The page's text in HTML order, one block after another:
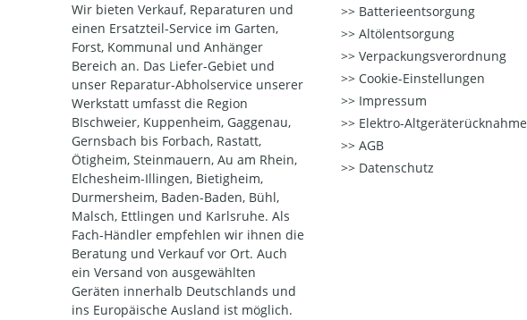
Wir bieten Verkauf, Reparaturen und
einen Ersatzteil-Service im Garten,
Forst, Kommunal und Anhänger
Bereich an. Das Liefer-Gebiet und
unser Reparatur-Abholservice unserer
Werkstatt umfasst die Region
BIschweier, Kuppenheim, Gaggenau,
Gernsbach bis Forbach, Rastatt,
Ötigheim, Steinmauern, Au am Rhein,
Elchesheim-Illingen, Bietigheim,
Durmersheim, Baden-Baden, Bühl,
Malsch, Ettlingen und Karlsruhe. Als
Fach-Händler empfehlen wir ihnen die
Beratung und Verkauf vor Ort. Auch
ein Versand von ausgewählten
Geräten innerhalb Deutschlands und
ins Europäische Ausland ist möglich.
Batterieentsorgung
Altölentsorgung
Verpackungsverordnung
Cookie-Einstellungen
Impressum
Elektro-Altgeräterücknahme
AGB
Datenschutz